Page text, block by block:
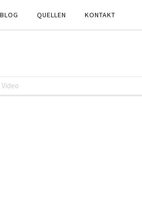
BLOG QUELLEN KONTAKT
Video